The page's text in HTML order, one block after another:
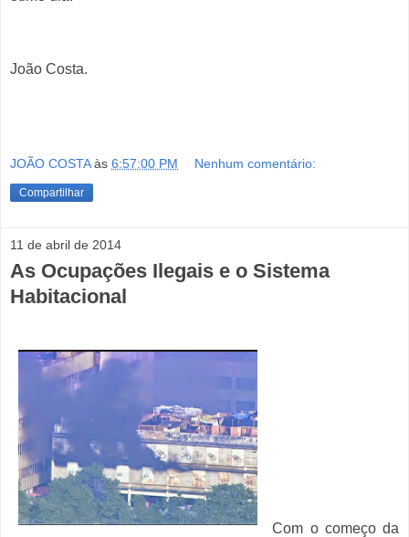
João Costa.
JOÃO COSTAàs 6:57:00 PM Nenhum comentário:
Compartilhar
11 de abril de 2014
As Ocupações Ilegais e o Sistema
Habitacional
Com o começo da